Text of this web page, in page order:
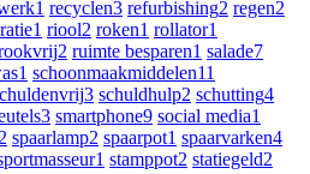
1 recyclen3 refurbishing2 regen2
1 riool2 roken1 rollator1
2 ruimte besparen1 salade7
1 schoonmaakmiddelen11
3 schuldhulp2 schutting4
3 smartphone9 social media1
2 spaarlamp2 spaarpot1 spaarvarken4
1 stamppot2 statiegeld2